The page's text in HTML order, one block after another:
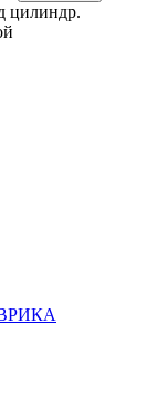
цилиндр.